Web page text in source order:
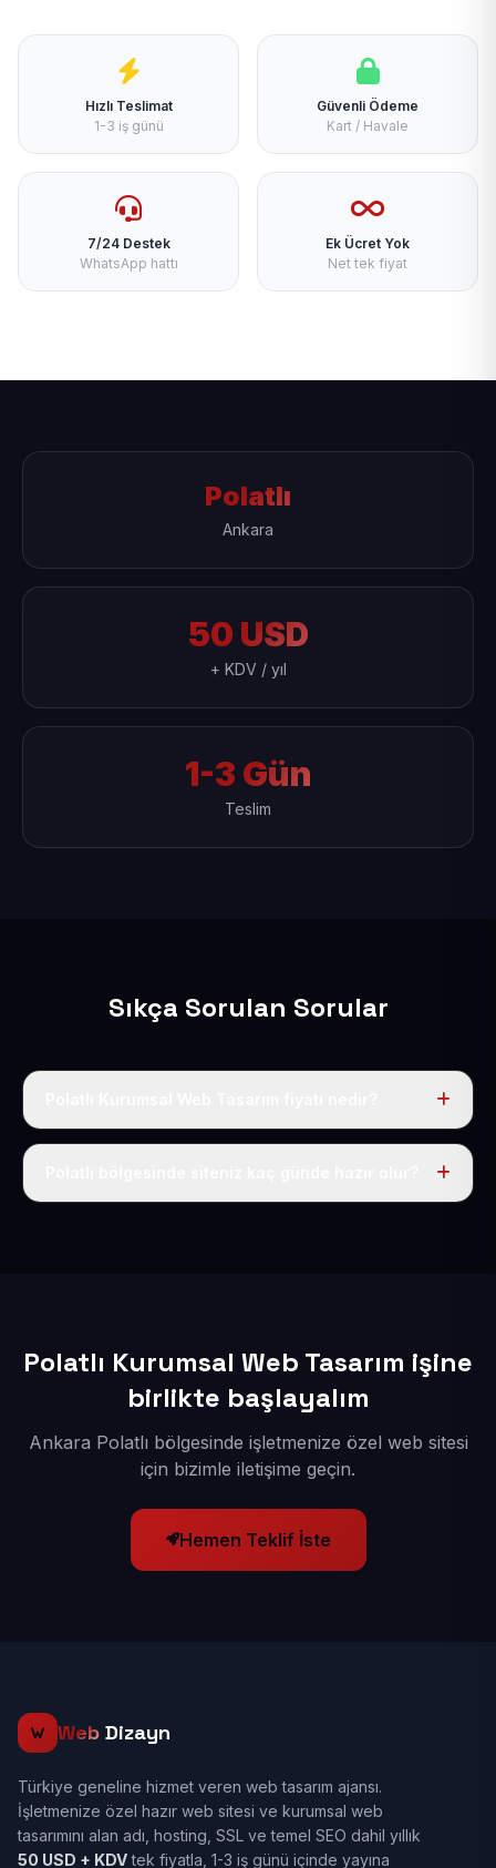
Hızlı Teslimat
1-3 iş günü
Güvenli Ödeme
Kart / Havale
7/24 Destek
WhatsApp hattı
Ek Ücret Yok
Net tek fiyat
Polatlı
Ankara
50 USD
+ KDV / yıl
1-3 Gün
Teslim
Sıkça Sorulan Sorular
Tek fiyat uygulanır: yıllık 50 USD + KDV. Bu bedele alan
Polatlı Kurumsal Web Tasarım işine
birlikte başlayalım
Ankara Polatlı bölgesinde işletmenize özel web sitesi
için bizimle iletişime geçin.
Hemen Teklif İste
Web Dizayn
Türkiye geneline hizmet veren web tasarım ajansı.
İşletmenize özel hazır web sitesi ve kurumsal web
tasarımını alan adı, hosting, SSL ve temel SEO dahil yıllık
50 USD + KDVtek fiyatla, 1-3 iş günü içinde yayına